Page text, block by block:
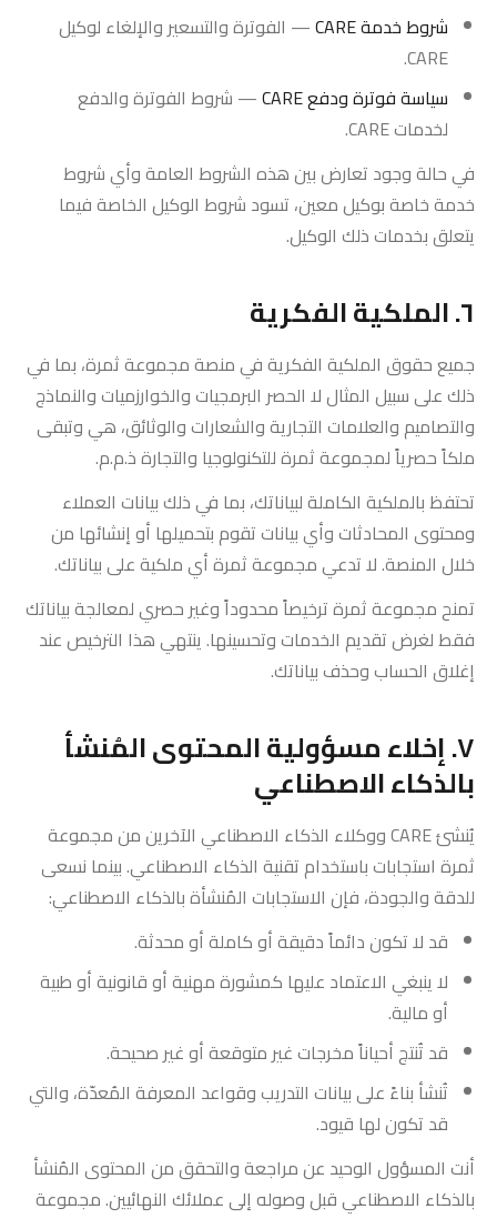
شروط خدمة CARE
— الفوترة والتسعير والإلغاء لوكيل
CARE.
سياسة فوترة ودفع CARE
— شروط الفوترة والدفع
لخدمات CARE.
في حالة وجود تعارض بين هذه الشروط العامة وأي شروط
خدمة خاصة بوكيل معين، تسود شروط الوكيل الخاصة فيما
يتعلق بخدمات ذلك الوكيل.
٦. الملكية الفكرية
جميع حقوق الملكية الفكرية في منصة مجموعة ثمرة، بما في
ذلك على سبيل المثال لا الحصر البرمجيات والخوارزميات والنماذج
والتصاميم والعلامات التجارية والشعارات والوثائق، هي وتبقى
ملكاً حصرياً لمجموعة ثمرة للتكنولوجيا والتجارة ذ.م.م.
تحتفظ بالملكية الكاملة لبياناتك، بما في ذلك بيانات العملاء
ومحتوى المحادثات وأي بيانات تقوم بتحميلها أو إنشائها من
خلال المنصة. لا تدعي مجموعة ثمرة أي ملكية على بياناتك.
تمنح مجموعة ثمرة ترخيصاً محدوداً وغير حصري لمعالجة بياناتك
فقط لغرض تقديم الخدمات وتحسينها. ينتهي هذا الترخيص عند
إغلاق الحساب وحذف بياناتك.
٧. إخلاء مسؤولية المحتوى المُنشأ
بالذكاء الاصطناعي
يُنشئ CARE ووكلاء الذكاء الاصطناعي الآخرين من مجموعة
ثمرة استجابات باستخدام تقنية الذكاء الاصطناعي. بينما نسعى
للدقة والجودة، فإن الاستجابات المُنشأة بالذكاء الاصطناعي:
قد لا تكون دائماً دقيقة أو كاملة أو محدثة.
لا ينبغي الاعتماد عليها كمشورة مهنية أو قانونية أو طبية
أو مالية.
قد تُنتج أحياناً مخرجات غير متوقعة أو غير صحيحة.
تُنشأ بناءً على بيانات التدريب وقواعد المعرفة المُعدّة، والتي
قد تكون لها قيود.
أنت المسؤول الوحيد عن مراجعة والتحقق من المحتوى المُنشأ
بالذكاء الاصطناعي قبل وصوله إلى عملائك النهائيين. مجموعة